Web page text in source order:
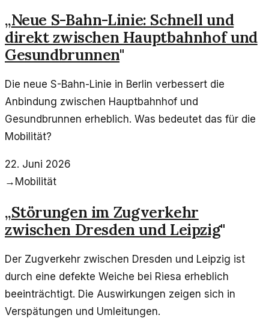
„Neue S-Bahn-Linie: Schnell und
direkt zwischen Hauptbahnhof und
Gesundbrunnen"
Die neue S-Bahn-Linie in Berlin verbessert die
Anbindung zwischen Hauptbahnhof und
Gesundbrunnen erheblich. Was bedeutet das für die
Mobilität?
22. Juni 2026
→ Mobilität
„Störungen im Zugverkehr
zwischen Dresden und Leipzig"
Der Zugverkehr zwischen Dresden und Leipzig ist
durch eine defekte Weiche bei Riesa erheblich
beeinträchtigt. Die Auswirkungen zeigen sich in
Verspätungen und Umleitungen.